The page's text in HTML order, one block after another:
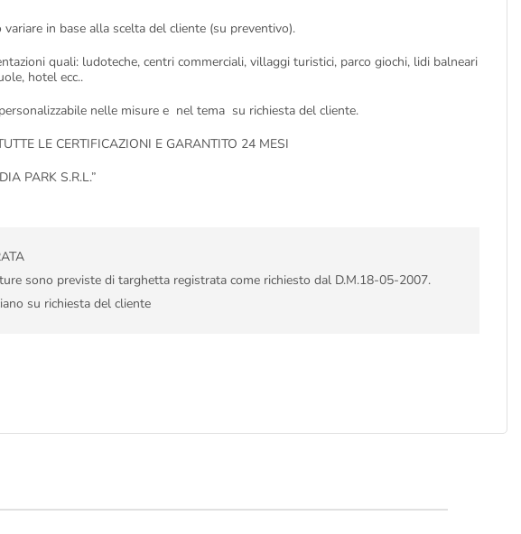
in base alla scelta del cliente (su preventivo).
quali: ludoteche, centri commerciali, villaggi turistici, parco giochi, lidi balneari
hotel ecc..
nelle misure e nel tema su richiesta del cliente.
LE CERTIFICAZIONI E GARANTITO 24 MESI
PARK S.R.L.”
sono previste di targhetta registrata come richiesto dal D.M.18-05-2007.
su richiesta del cliente